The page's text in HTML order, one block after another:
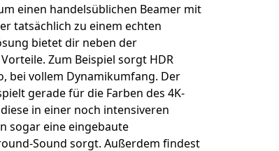
einen handelsüblichen Beamer mit
tatsächlich zu einem echten
bietet dir neben der
Zum Beispiel sorgt HDR
bei vollem Dynamikumfang. Der
gerade für die Farben des 4K-
in einer noch intensiveren
sogar eine eingebaute
Sound sorgt. Außerdem findest